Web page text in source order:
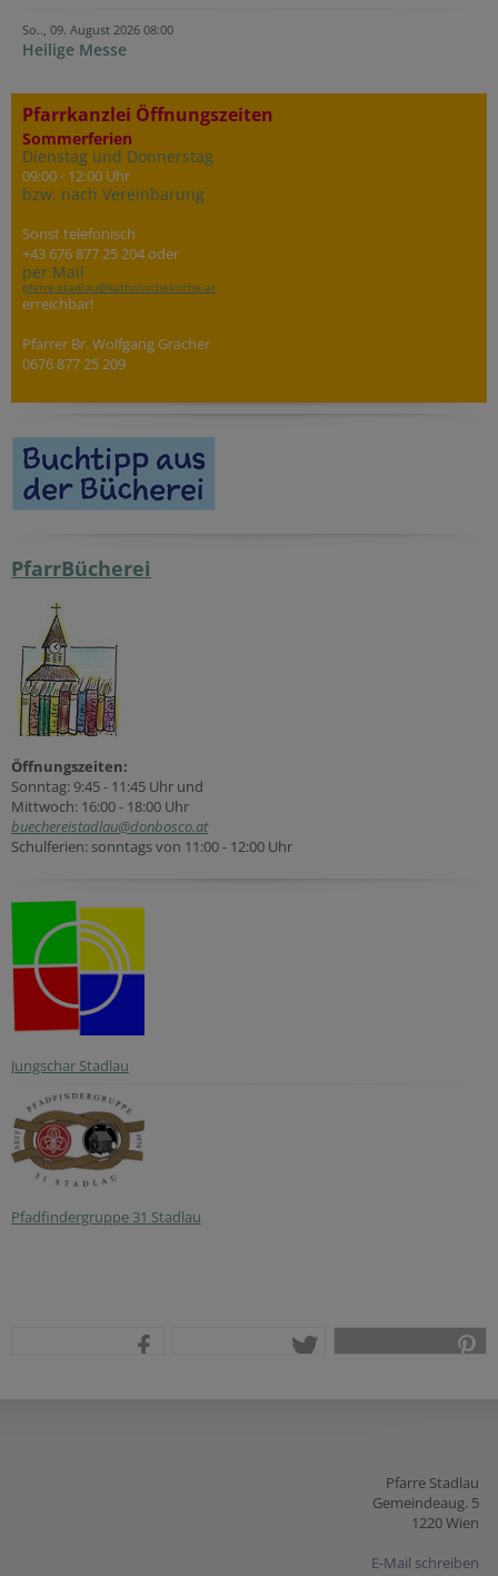
So.., 09. August 2026 08:00
Heilige Messe
Pfarrkanzlei Öffnungszeiten
Sommerferien
Dienstag und Donnerstag
09:00 - 12:00 Uhr
bzw. nach Vereinbarung
Sonst telefonisch
+43 676 877 25 204 oder
per Mail
pfarre.stadlau@katholischekirche.at
erreichbar!
Pfarrer Br. Wolfgang Gracher
0676 877 25 209
PfarrBücherei
Öffnungszeiten:
Sonntag: 9:45 - 11:45 Uhr und
Mittwoch: 16:00 - 18:00 Uhr
buechereistadlau@donbosco.at
Schulferien: sonntags von 11:00 - 12:00 Uhr
Jungschar Stadlau
Pfadfindergruppe 31 Stadlau
Pfarre Stadlau
Gemeindeaug. 5
1220 Wien
E-Mail schreiben